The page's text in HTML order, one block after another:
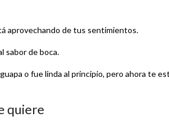
aprovechando de tus sentimientos.
sabor de boca.
o fue linda al principio, pero ahora te
quiere